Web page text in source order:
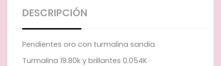
turmalina
sandia
DESCRIPCIÓN
Pendientes oro con turmalina sandia
Turmalina 19.80k y brillantes 0.054K